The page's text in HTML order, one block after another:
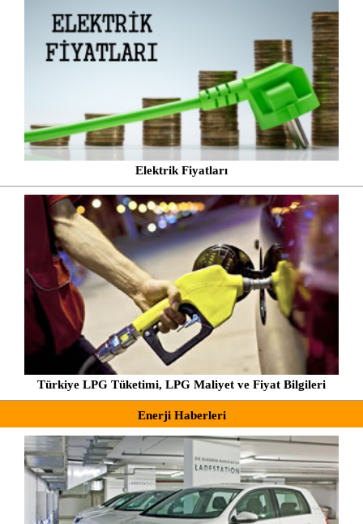
Elektrik Fiyatları
Türkiye LPG Tüketimi, LPG Maliyet ve Fiyat Bilgileri
Enerji Haberleri